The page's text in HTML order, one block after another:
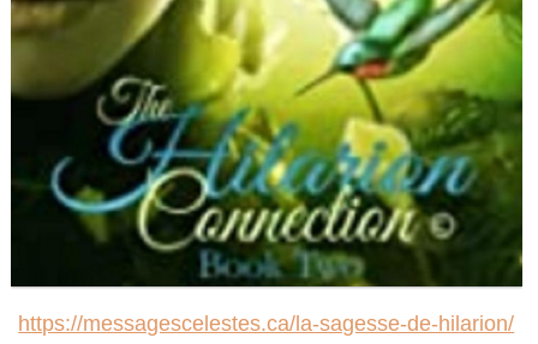
Maitre Hilarion, Maitre du Rayon Vert !
Archange Raphaël rayon émeraude !
Invocation à la flamme de guérison !
https://messagescelestes.ca/la-sagesse-de-hilarion/